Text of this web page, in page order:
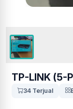
TP-LINK (5-
34 Terjual